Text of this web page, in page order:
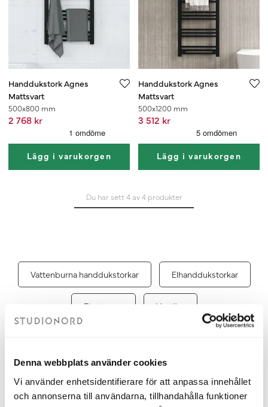
Denna webbplats använder cookies
Vi använder enhetsidentifierare för att anpassa innehållet
och annonserna till användarna, tillhandahålla funktioner
Handdukstork Agnes
Mattsvart
500x800 mm
2 768 kr
Lägg i varukorgen
Handdukstork Agnes
Mattsvart
500x1200 mm
3 512 kr
Lägg i varukorgen
Du har sett 4 av 4 produkter
Vattenburna handdukstorkar Elhanddukstorkar
Elpatroner Ventiler
Agnes – handdukstork som kan
bidra med värme i badrummet